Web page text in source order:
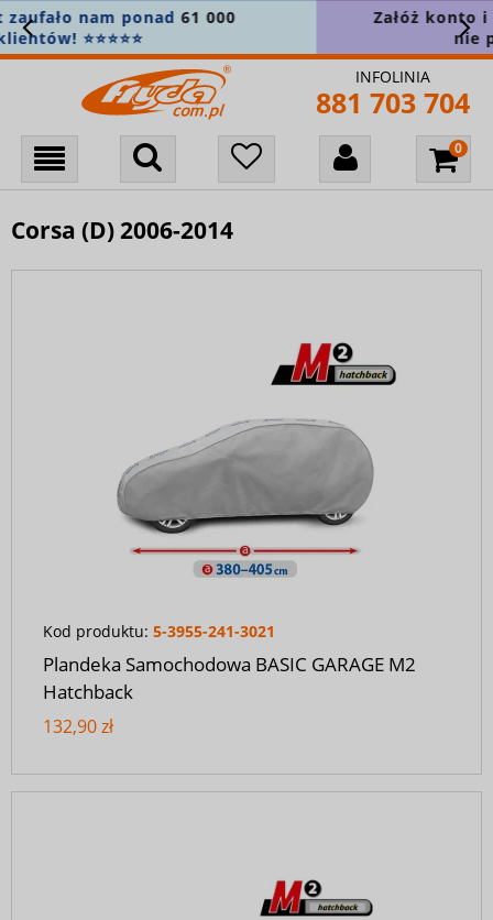
Załóż konto i zapisz się do newslettera, aby
nie przegapić nowości! 🎁
INFOLINIA
881 703 704
Corsa (D) 2006-2014
Kod produktu: 5-3955-241-3021
Plandeka Samochodowa BASIC GARAGE M2
Hatchback
132,90 zł